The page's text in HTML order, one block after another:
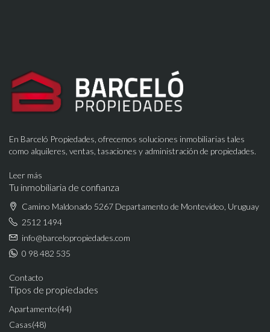
En Barceló Propiedades, ofrecemos soluciones inmobiliarias tales
como alquileres, ventas, tasaciones y administración de propiedades.
Leer más
Tu inmobiliaria de confianza
Camino Maldonado 5267 Departamento de Montevideo, Uruguay
2512 1494
info@barcelopropiedades.com
0 98 482 535
Contacto
Tipos de propiedades
Apartamento(44)
Casas(48)